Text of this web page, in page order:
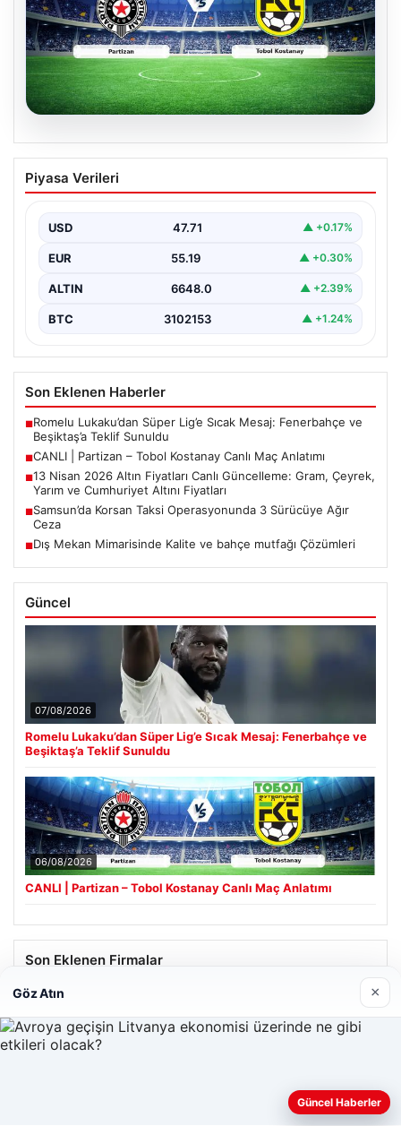
CANLI | Partizan – Tobol Kostanay Canlı
Maç Anlatımı
Piyasa Verileri
USD 47.71 ▲ +0.17%
EUR 55.19 ▲ +0.30%
ALTIN 6648.0 ▲ +2.39%
BTC 3102153 ▲ +1.24%
Son Eklenen Haberler
■Romelu Lukaku’dan Süper Lig’e Sıcak Mesaj: Fenerbahçe ve
Beşiktaş’a Teklif Sunuldu
■CANLI | Partizan – Tobol Kostanay Canlı Maç Anlatımı
■13 Nisan 2026 Altın Fiyatları Canlı Güncelleme: Gram, Çeyrek,
Yarım ve Cumhuriyet Altını Fiyatları
■Samsun’da Korsan Taksi Operasyonunda 3 Sürücüye Ağır
Ceza
■Dış Mekan Mimarisinde Kalite ve bahçe mutfağı Çözümleri
Güncel
07/08/2026
Romelu Lukaku’dan Süper Lig’e Sıcak Mesaj: Fenerbahçe ve
Beşiktaş’a Teklif Sunuldu
06/08/2026
CANLI | Partizan – Tobol Kostanay Canlı Maç Anlatımı
Son Eklenen Firmalar
Hastaş Beton
26/05/2026
Web sitemizi nasıl kullandığınızı daha iyi anlayabilmek,
Göz Atın ×
Güncel Haberler